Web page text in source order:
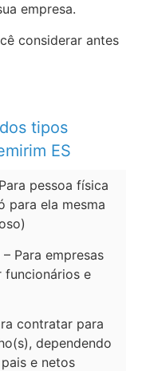
empresa.
considerar antes
tipos
ES
pessoa física
para ela mesma
– Para empresas
e
contratar para
dependendo
e netos